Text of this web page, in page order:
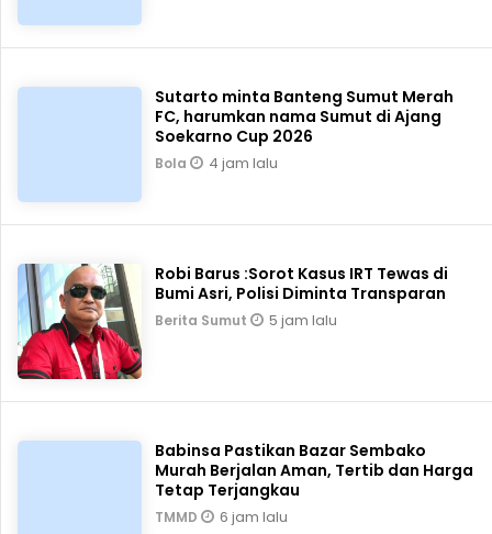
Sutarto minta Banteng Sumut Merah
FC, harumkan nama Sumut di Ajang
Soekarno Cup 2026
Bola 4 jam lalu
Robi Barus :Sorot Kasus IRT Tewas di
Bumi Asri, Polisi Diminta Transparan
Berita Sumut 5 jam lalu
Babinsa Pastikan Bazar Sembako
Murah Berjalan Aman, Tertib dan Harga
Tetap Terjangkau
TMMD 6 jam lalu